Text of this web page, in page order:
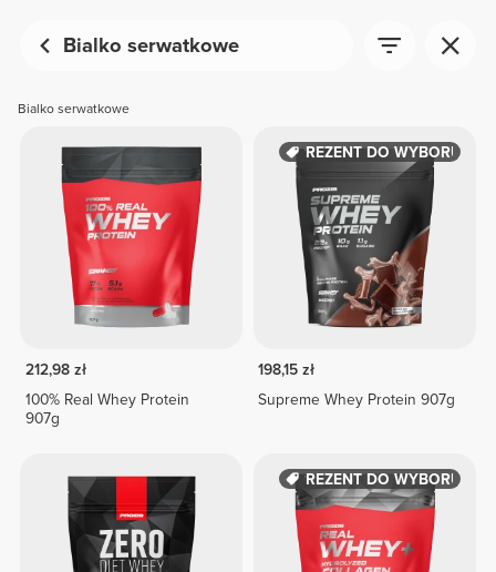
Bialko serwatkowe
Bialko serwatkowe
212,98 zł
100% Real Whey Protein
907g
PREZENT DO WYBORU
198,15 zł
Supreme Whey Protein 907g
PREZENT DO WYBORU